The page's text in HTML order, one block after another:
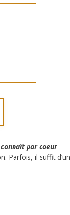
connaît par coeur
Parfois, il suffit d’un